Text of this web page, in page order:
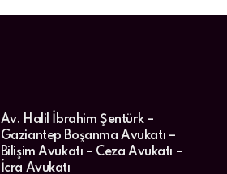
Av. Halil İbrahim Şentürk –
Gaziantep Boşanma Avukatı –
Bilişim Avukatı – Ceza Avukatı –
İcra Avukatı